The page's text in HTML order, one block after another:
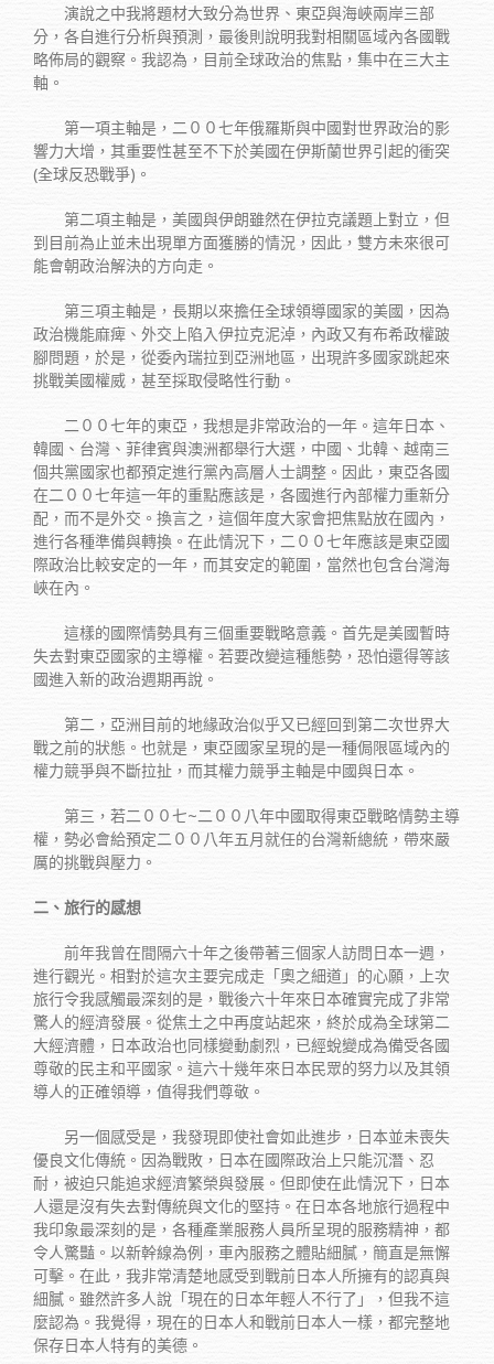
演說之中我將題材大致分為世界、東亞與海峽兩岸三部
分，各自進行分析與預測，最後則說明我對相關區域內各國戰
略佈局的觀察。我認為，目前全球政治的焦點，集中在三大主
軸。
第一項主軸是，二００七年俄羅斯與中國對世界政治的影
響力大增，其重要性甚至不下於美國在伊斯蘭世界引起的衝突
(全球反恐戰爭)。
第二項主軸是，美國與伊朗雖然在伊拉克議題上對立，但
到目前為止並未出現單方面獲勝的情況，因此，雙方未來很可
能會朝政治解決的方向走。
第三項主軸是，長期以來擔任全球領導國家的美國，因為
政治機能麻痺、外交上陷入伊拉克泥淖，內政又有布希政權跛
腳問題，於是，從委內瑞拉到亞洲地區，出現許多國家跳起來
挑戰美國權威，甚至採取侵略性行動。
二００七年的東亞，我想是非常政治的一年。這年日本、
韓國、台灣、菲律賓與澳洲都舉行大選，中國、北韓、越南三
個共黨國家也都預定進行黨內高層人士調整。因此，東亞各國
在二００七年這一年的重點應該是，各國進行內部權力重新分
配，而不是外交。換言之，這個年度大家會把焦點放在國內，
進行各種準備與轉換。在此情況下，二００七年應該是東亞國
際政治比較安定的一年，而其安定的範圍，當然也包含台灣海
峽在內。
這樣的國際情勢具有三個重要戰略意義。首先是美國暫時
失去對東亞國家的主導權。若要改變這種態勢，恐怕還得等該
國進入新的政治週期再說。
第二，亞洲目前的地緣政治似乎又已經回到第二次世界大
戰之前的狀態。也就是，東亞國家呈現的是一種侷限區域內的
權力競爭與不斷拉扯，而其權力競爭主軸是中國與日本。
第三，若二００七~二００八年中國取得東亞戰略情勢主導
權，勢必會給預定二００八年五月就任的台灣新總統，帶來嚴
厲的挑戰與壓力。
二、旅行的感想
前年我曾在間隔六十年之後帶著三個家人訪問日本一週，
進行觀光。相對於這次主要完成走「奧之細道」的心願，上次
旅行令我感觸最深刻的是，戰後六十年來日本確實完成了非常
驚人的經濟發展。從焦土之中再度站起來，終於成為全球第二
大經濟體，日本政治也同樣變動劇烈，已經蛻變成為備受各國
尊敬的民主和平國家。這六十幾年來日本民眾的努力以及其領
導人的正確領導，值得我們尊敬。
另一個感受是，我發現即使社會如此進步，日本並未喪失
優良文化傳統。因為戰敗，日本在國際政治上只能沉潛、忍
耐，被迫只能追求經濟繁榮與發展。但即使在此情況下，日本
人還是沒有失去對傳統與文化的堅持。在日本各地旅行過程中
我印象最深刻的是，各種產業服務人員所呈現的服務精神，都
令人驚豔。以新幹線為例，車內服務之體貼細膩，簡直是無懈
可擊。在此，我非常清楚地感受到戰前日本人所擁有的認真與
細膩。雖然許多人說「現在的日本年輕人不行了」，但我不這
麼認為。我覺得，現在的日本人和戰前日本人一樣，都完整地
保存日本人特有的美德。